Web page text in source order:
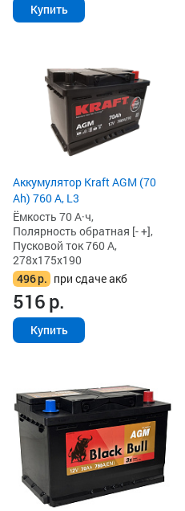
Купить
Аккумулятор Kraft AGM (70
Ah) 760 А, L3
Ёмкость 70 А·ч,
Полярность обратная [- +],
Пусковой ток 760 А,
278x175x190
496р. при сдаче акб
516р.
Купить